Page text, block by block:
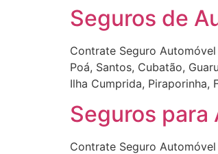
Seguros de
Contrate Seguro
Poá, Santos, Cubatão,
Ilha Cumprida, Piraporinha,
Seguros para
Contrate Seguro